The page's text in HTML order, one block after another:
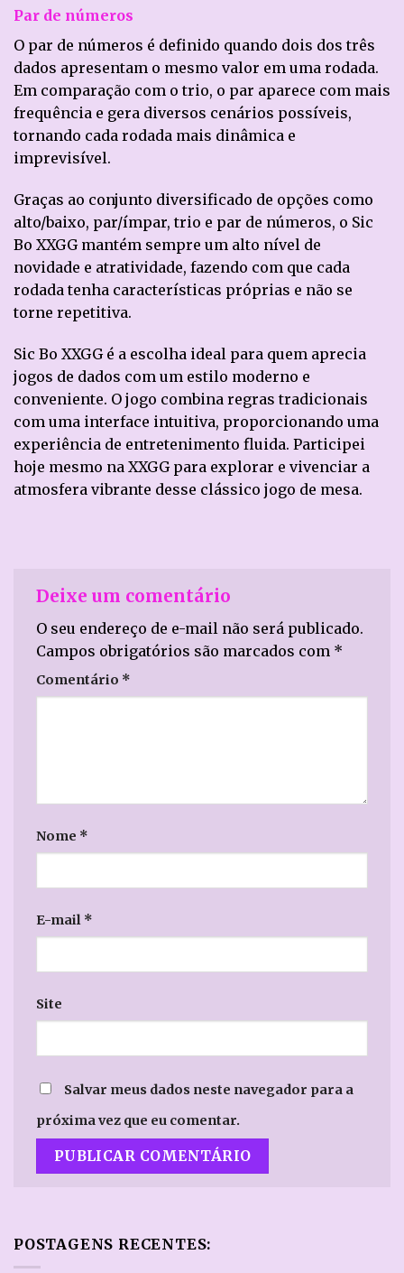
Par de números
O par de números é definido quando dois dos três
dados apresentam o mesmo valor em uma rodada.
Em comparação com o trio, o par aparece com mais
frequência e gera diversos cenários possíveis,
tornando cada rodada mais dinâmica e
imprevisível.
Graças ao conjunto diversificado de opções como
alto/baixo, par/ímpar, trio e par de números, o Sic
Bo XXGG mantém sempre um alto nível de
novidade e atratividade, fazendo com que cada
rodada tenha características próprias e não se
torne repetitiva.
Sic Bo XXGG é a escolha ideal para quem aprecia
jogos de dados com um estilo moderno e
conveniente. O jogo combina regras tradicionais
com uma interface intuitiva, proporcionando uma
experiência de entretenimento fluida. Participei
hoje mesmo na XXGG para explorar e vivenciar a
atmosfera vibrante desse clássico jogo de mesa.
Deixe um comentário
O seu endereço de e-mail não será publicado.
Campos obrigatórios são marcados com *
Comentário *
Nome *
E-mail *
Site
Salvar meus dados neste navegador para a
próxima vez que eu comentar.
POSTAGENS RECENTES: